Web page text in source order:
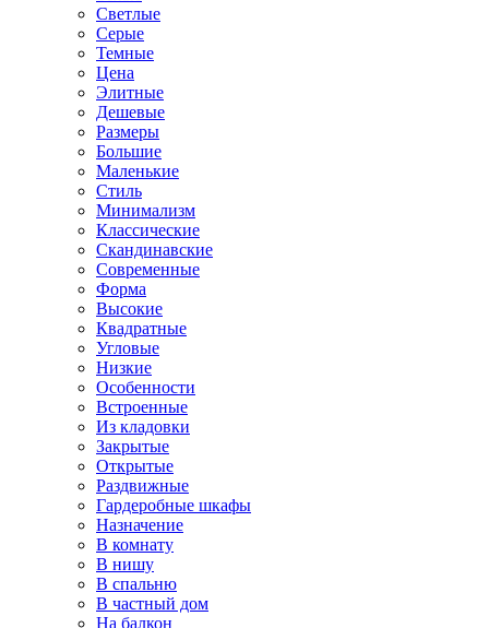
Светлые
Серые
Темные
Цена
Элитные
Дешевые
Размеры
Большие
Маленькие
Стиль
Минимализм
Классические
Скандинавские
Современные
Форма
Высокие
Квадратные
Угловые
Низкие
Особенности
Встроенные
Из кладовки
Закрытые
Открытые
Раздвижные
Гардеробные шкафы
Назначение
В комнату
В нишу
В спальню
В частный дом
На балкон